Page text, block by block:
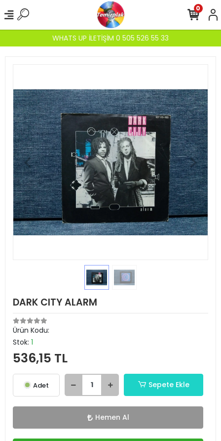
WHATS UP İLETİŞİM 0 505 526 55 33
0
DARK CITY ALARM
Ürün Kodu:
Stok: 1
536,15 TL
Adet Sepete Ekle
Hemen Al